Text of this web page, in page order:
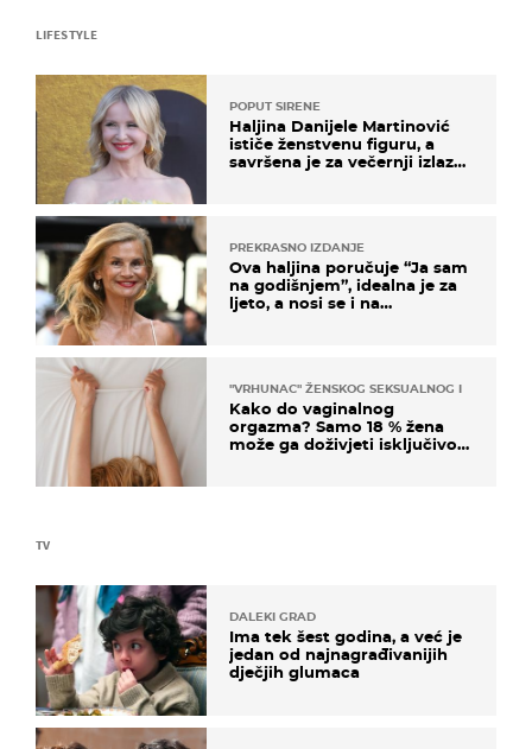
TV
DALEKI GRAD
Ima tek šest godina, a već je
jedan od najnagrađivanijih
dječjih glumaca
LIFESTYLE
POPUT SIRENE
Haljina Danijele Martinović
ističe ženstvenu figuru, a
savršena je za večernji izlazak
PREKRASNO IZDANJE
Ova haljina poručuje “Ja sam
na godišnjem”, idealna je za
ljeto, a nosi se i na
"VRHUNAC" ŽENSKOG SEKSUALNOG ISKUSTVA
Kako do vaginalnog
orgazma? Samo 18 % žena
može ga doživjeti isključivo